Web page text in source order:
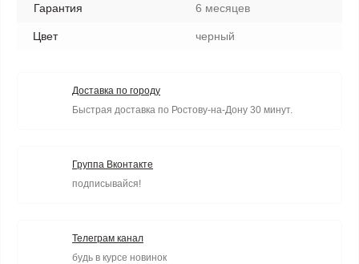
Гарантия 6 месяцев
Цвет черный
Доставка по городу
Быстрая доставка по Ростову-на-Дону 30 минут.
Группа Вконтакте
подписывайся!
Телеграм канал
будь в курсе новинок